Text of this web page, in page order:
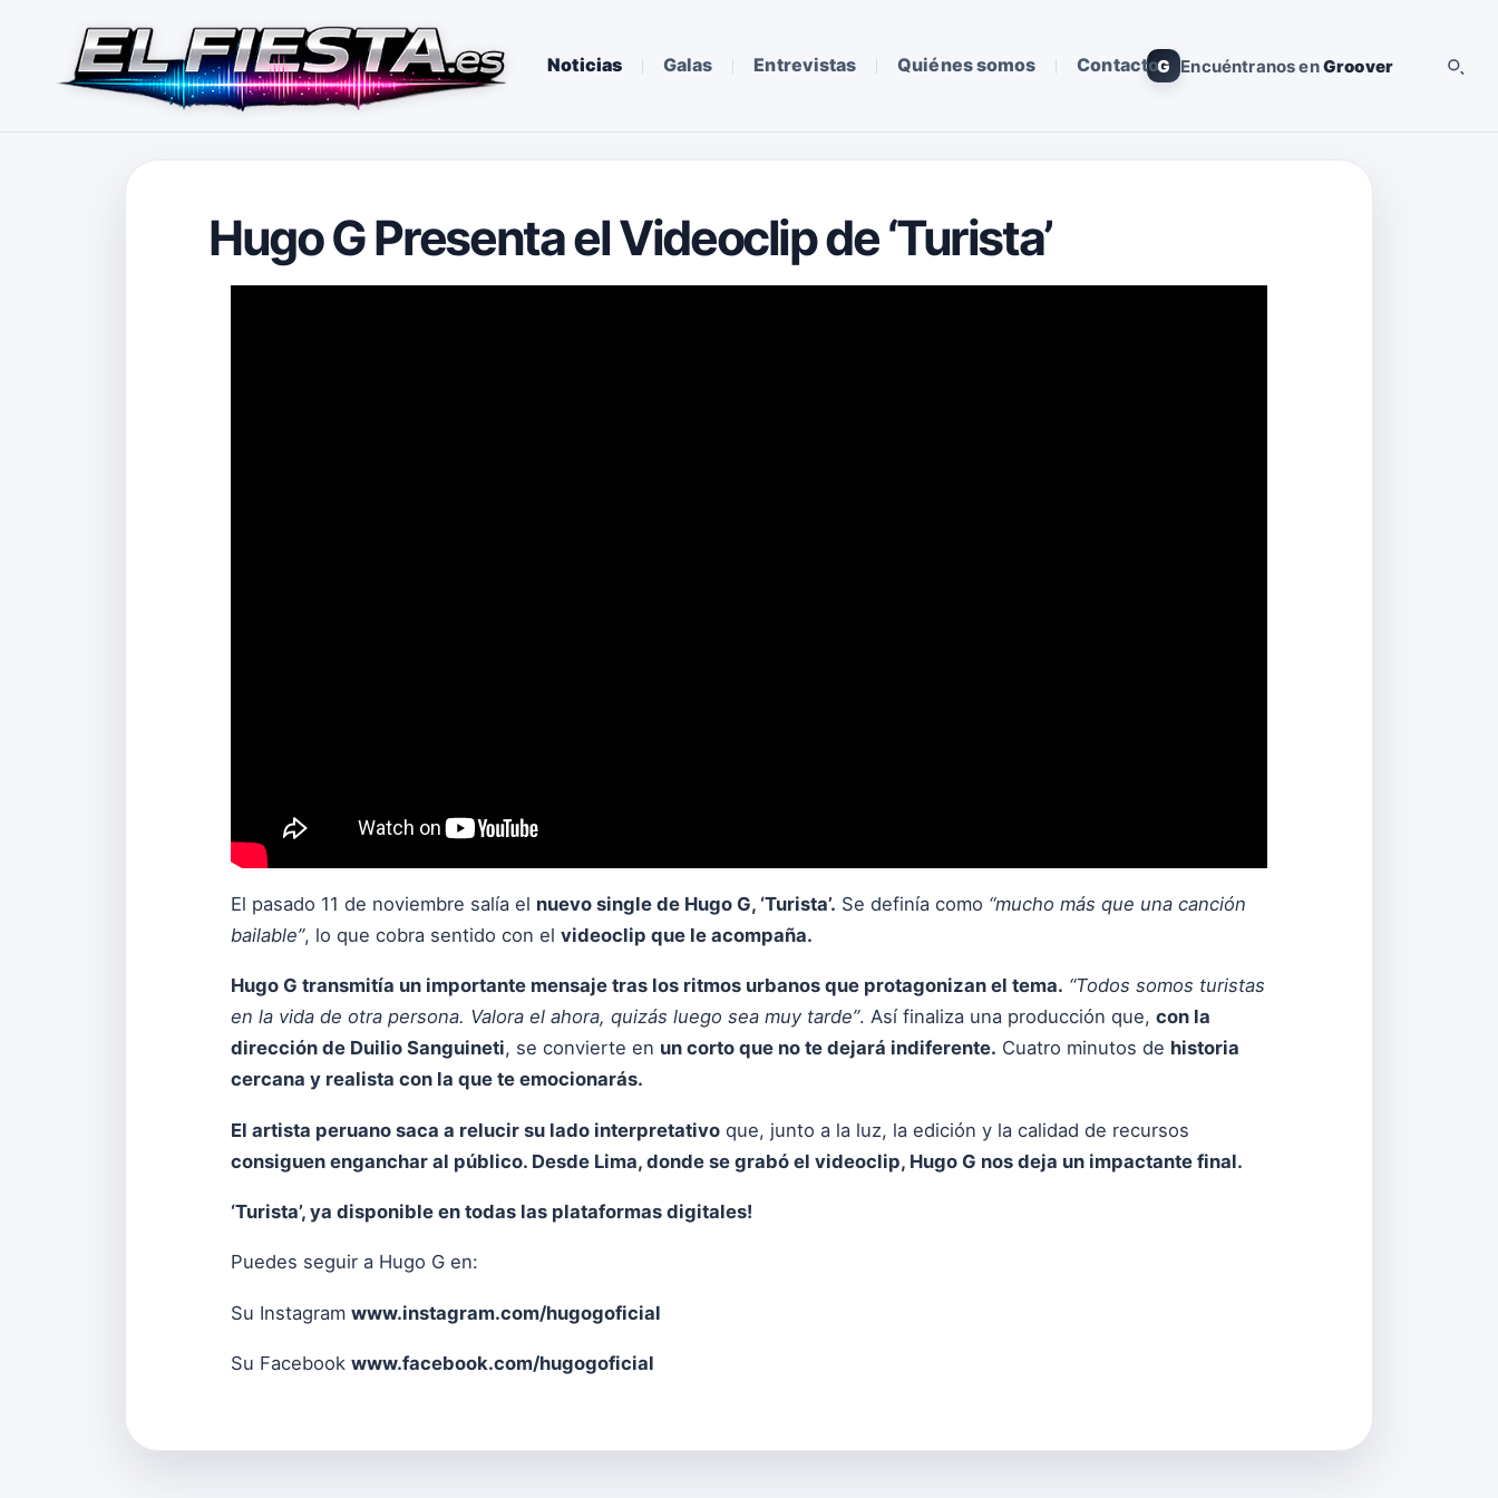
Noticias Galas Entrevistas Quiénes somos ContactoG Encuéntranos enGroover
Hugo G Presenta el Videoclip de ‘Turista’
El pasado 11 de noviembre salía el nuevo single de Hugo G, ‘Turista’. Se definía como “mucho más que una canción
bailable”, lo que cobra sentido con el videoclip que le acompaña.
Hugo G transmitía un importante mensaje tras los ritmos urbanos que protagonizan el tema. “Todos somos turistas
en la vida de otra persona. Valora el ahora, quizás luego sea muy tarde”. Así finaliza una producción que, con la
dirección de Duilio Sanguineti, se convierte en un corto que no te dejará indiferente. Cuatro minutos de historia
cercana y realista con la que te emocionarás.
El artista peruano saca a relucir su lado interpretativo que, junto a la luz, la edición y la calidad de recursos
consiguen enganchar al público. Desde Lima, donde se grabó el videoclip, Hugo G nos deja un impactante final.
‘Turista’, ya disponible en todas las plataformas digitales!
Puedes seguir a Hugo G en:
Su Instagram www.instagram.com/hugogoficial
Su Facebook www.facebook.com/hugogoficial